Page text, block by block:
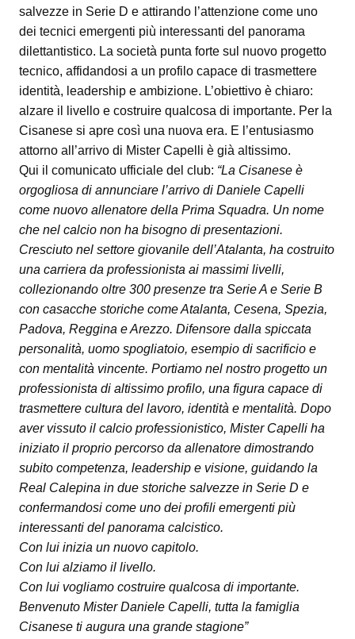
salvezze in Serie D e attirando l’attenzione come uno
dei tecnici emergenti più interessanti del panorama
dilettantistico. La società punta forte sul nuovo progetto
tecnico, affidandosi a un profilo capace di trasmettere
identità, leadership e ambizione. L’obiettivo è chiaro:
alzare il livello e costruire qualcosa di importante. Per la
Cisanese si apre così una nuova era. E l’entusiasmo
attorno all’arrivo di Mister Capelli è già altissimo.
Qui il comunicato ufficiale del club: “La Cisanese è
orgogliosa di annunciare l’arrivo di Daniele Capelli
come nuovo allenatore della Prima Squadra. Un nome
che nel calcio non ha bisogno di presentazioni.
Cresciuto nel settore giovanile dell’Atalanta, ha costruito
una carriera da professionista ai massimi livelli,
collezionando oltre 300 presenze tra Serie A e Serie B
con casacche storiche come Atalanta, Cesena, Spezia,
Padova, Reggina e Arezzo. Difensore dalla spiccata
personalità, uomo spogliatoio, esempio di sacrificio e
con mentalità vincente. Portiamo nel nostro progetto un
professionista di altissimo profilo, una figura capace di
trasmettere cultura del lavoro, identità e mentalità. Dopo
aver vissuto il calcio professionistico, Mister Capelli ha
iniziato il proprio percorso da allenatore dimostrando
subito competenza, leadership e visione, guidando la
Real Calepina in due storiche salvezze in Serie D e
confermandosi come uno dei profili emergenti più
interessanti del panorama calcistico.
Con lui inizia un nuovo capitolo.
Con lui alziamo il livello.
Con lui vogliamo costruire qualcosa di importante.
Benvenuto Mister Daniele Capelli, tutta la famiglia
Cisanese ti augura una grande stagione”